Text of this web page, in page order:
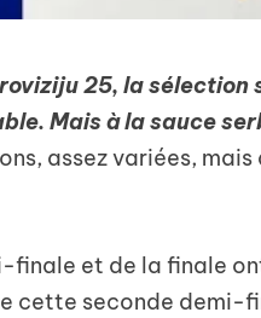
25, la sélection
Mais à la sauce
assez variées,
finale et de la finale
cette seconde demi-